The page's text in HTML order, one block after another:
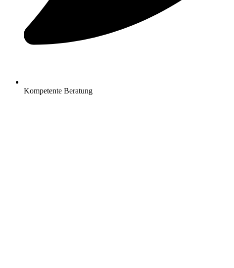
Kompetente Beratung